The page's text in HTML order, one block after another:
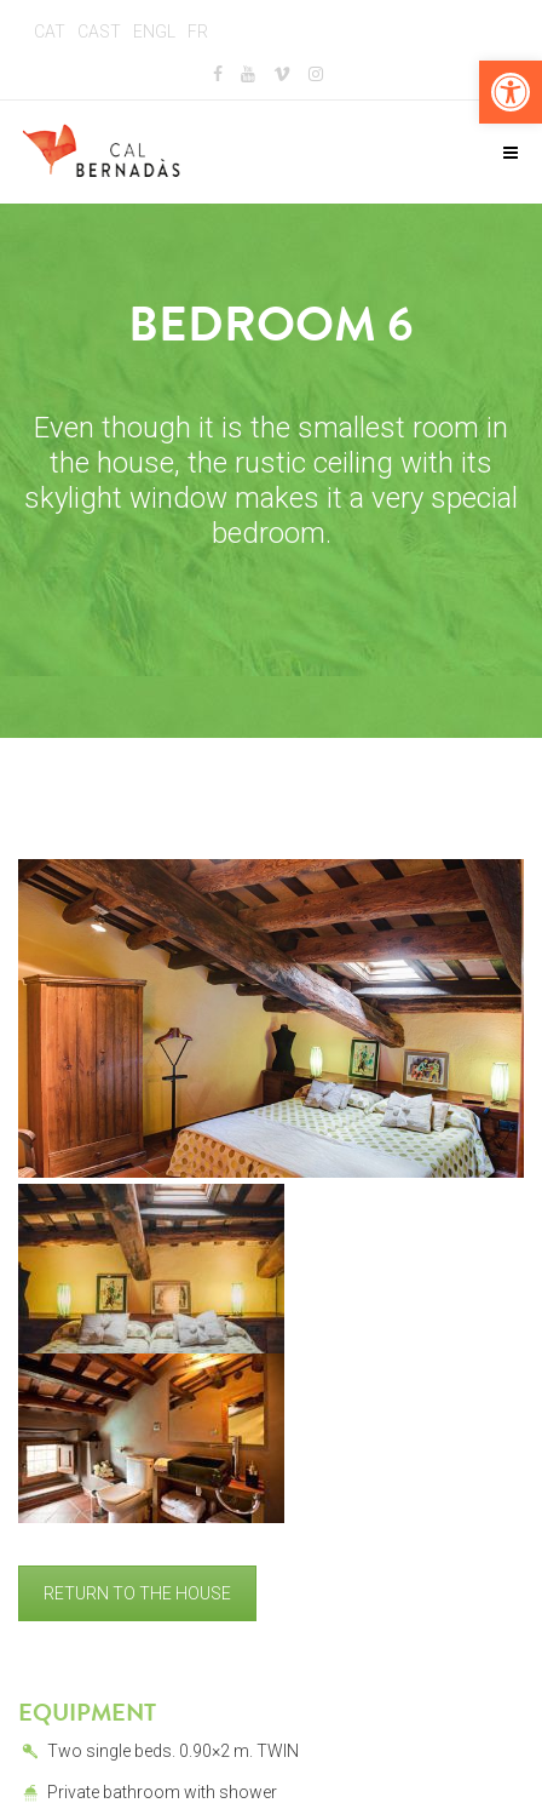
CAT CAST ENGL FR
BEDROOM 6
Even though it is the smallest room in
the house, the rustic ceiling with its
skylight window makes it a very special
bedroom.
RETURN TO THE HOUSE
EQUIPMENT
Two single beds. 0.90×2 m. TWIN
Private bathroom with shower